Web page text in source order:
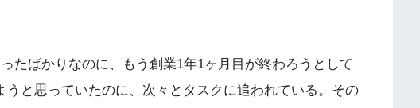
たばかりなのに、もう創業1年1ヶ月目が終わろうとして
うと思っていたのに、次々とタスクに追われている。その